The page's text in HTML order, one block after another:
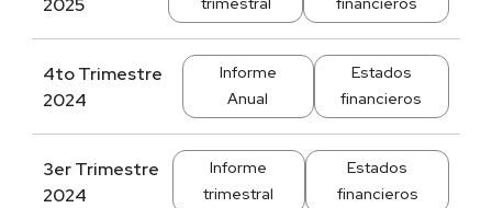
2025
4to Trimestre
2024
Informe
Anual
Estados
financieros
3er Trimestre
2024
Informe
trimestral
Estados
financieros